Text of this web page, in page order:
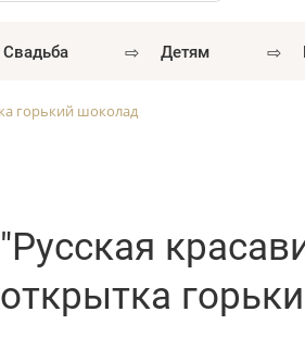
свадьба ⇨ детям ⇨
горький шоколад
"Русская
открытка